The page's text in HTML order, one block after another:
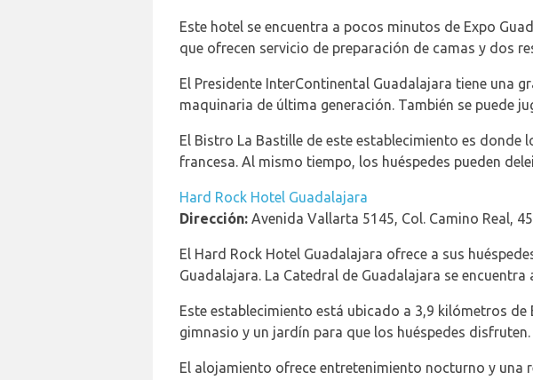
Este hotel se encuentra a pocos minutos de Expo
que ofrecen servicio de preparación de camas y dos
El Presidente InterContinental Guadalajara tiene una
maquinaria de última generación. También se puede
El Bistro La Bastille de este establecimiento es
francesa. Al mismo tiempo, los huéspedes pueden
Hard Rock Hotel Guadalajara
Dirección: Avenida Vallarta 5145, Col. Camino Real,
El Hard Rock Hotel Guadalajara ofrece a sus
Guadalajara. La Catedral de Guadalajara se
Este establecimiento está ubicado a 3,9 kilómetros
gimnasio y un jardín para que los huéspedes disfruten.
El alojamiento ofrece entretenimiento nocturno y una